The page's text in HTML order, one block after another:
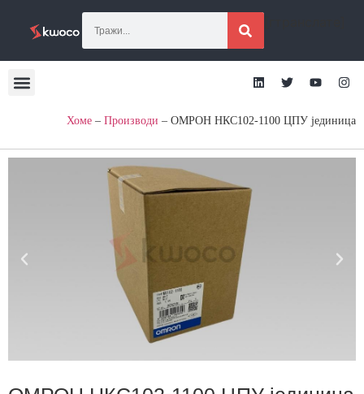
Хоме – Производи – ОМРОН НКС102-1100 ЦПУ јединица